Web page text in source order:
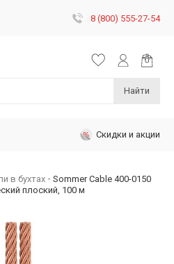
8 (800) 555-27-54
Найти
Скидки и акции
в бухтах
Sommer Cable 400-0150
плоский, 100 м